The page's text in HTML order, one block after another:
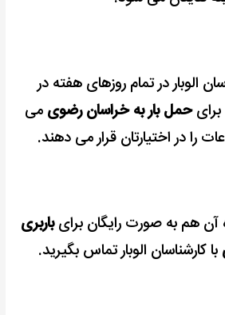
الوبار در تمام روزهای هفته در
حمل بار به خراسان رضوی می
را در اختیارتان قرار می دهند.
آن هم به صورت رایگان برایباربری
با کارشناسان الوبار تماس بگیرید.